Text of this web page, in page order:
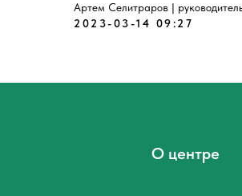
Артем Селитраров |
2023-03-14 09:27
О центре